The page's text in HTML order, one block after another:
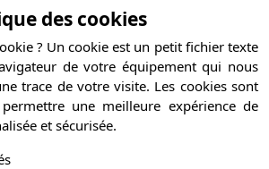
des cookies
? Un cookie est un petit fichier texte
de votre équipement qui nous
trace de votre visite. Les cookies sont
une meilleure expérience de
et sécurisée.